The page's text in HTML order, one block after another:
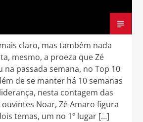
claro, mas também nada
mesmo, a proeza que Zé
na passada semana, no Top 10
de se manter há 10 semanas
nesta contagem das
Noar, Zé Amaro figura
temas, um no 1º lugar […]